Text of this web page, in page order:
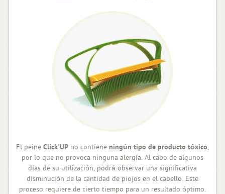
El peine Click'UPno contiene ningún tipo de producto tóxico,
por lo que no provoca ninguna alergía. Al cabo de algunos
días de su utilización, podrá observar una significativa
disminución de la cantidad de piojos en el cabello. Este
proceso requiere de cierto tiempo para un resultado óptimo.